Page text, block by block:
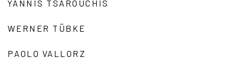
YANNIS TSAROUCHIS
WERNER TÜBKE
PAOLO VALLORZ